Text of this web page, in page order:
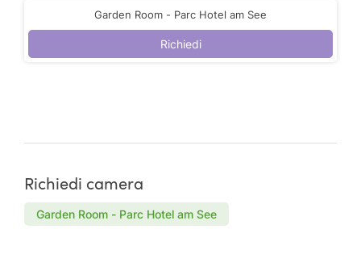
Garden Room - Parc Hotel am See
Richiedi
Richiedi camera
Garden Room - Parc Hotel am See